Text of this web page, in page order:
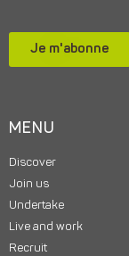
Je m'abonne
MENU
Discover
Join us
Undertake
Live and work
Recruit